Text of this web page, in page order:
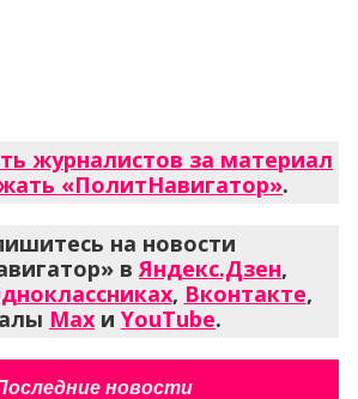
журналистов за материал
«ПолитНавигатор».
на новости
вЯндекс.Дзен,
, Вконтакте,
Max и YouTube.
новости